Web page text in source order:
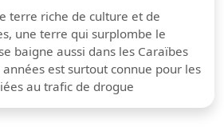
terre riche de culture et de
une terre qui surplombe le
baigne aussi dans les Caraïbes
est surtout connue pour les
au trafic de drogue